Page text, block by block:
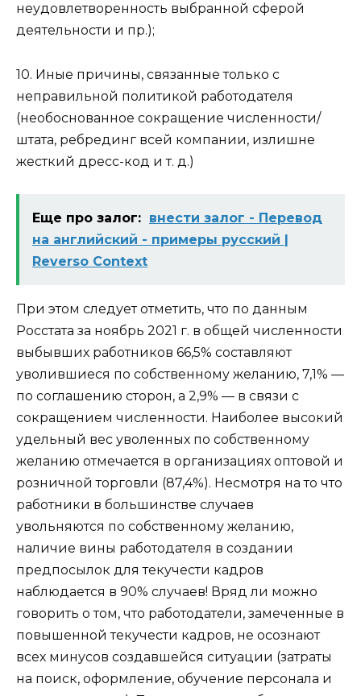
неудовлетворенность выбранной сферой
деятельности и пр.);
10. Иные причины, связанные только с
неправильной политикой работодателя
(необоснованное сокращение численности/
штата, ребрединг всей компании, излишне
жесткий дресс-код и т. д.)
Еще про залог: внести залог - Перевод
на английский - примеры русский |
Reverso Context
При этом следует отметить, что по данным
Росстата за ноябрь 2021 г. в общей численности
выбывших работников 66,5% составляют
уволившиеся по собственному желанию, 7,1% —
по соглашению сторон, а 2,9% — в связи с
сокращением численности. Наиболее высокий
удельный вес уволенных по собственному
желанию отмечается в организациях оптовой и
розничной торговли (87,4%). Несмотря на то что
работники в большинстве случаев
увольняются по собственному желанию,
наличие вины работодателя в создании
предпосылок для текучести кадров
наблюдается в 90% случаев! Вряд ли можно
говорить о том, что работодатели, замеченные в
повышенной текучести кадров, не осознают
всех минусов создавшейся ситуации (затраты
на поиск, оформление, обучение персонала и